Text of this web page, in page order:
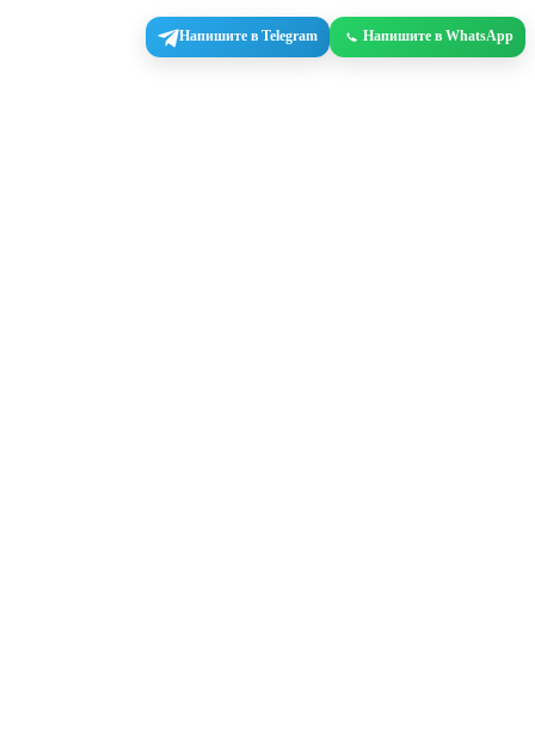
Напишите в Telegram Напишите в WhatsApp